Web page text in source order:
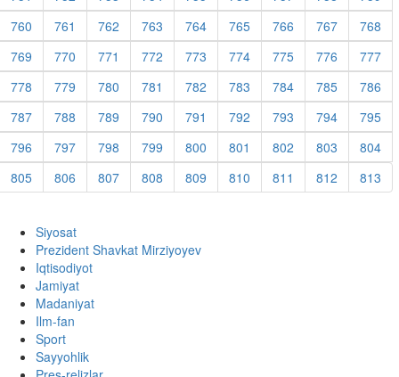
760
761 762 763 764 765 766 767
768
769
770 771 772 773 774 775 776
777
778
779 780 781 782 783 784 785
786
787
788 789 790 791 792 793 794
795
796
797 798 799 800 801 802 803
804
805
806 807 808 809 810 811 812 813
Siyosat
Prezident Shavkat Mirziyoyev
Iqtisodiyot
Jamiyat
Madaniyat
Ilm-fan
Sport
Sayyohlik